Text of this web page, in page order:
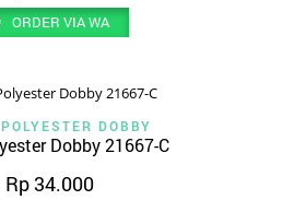
ORDER VIA WA
DOBBY
Dobby 21667-C
Rp34.000